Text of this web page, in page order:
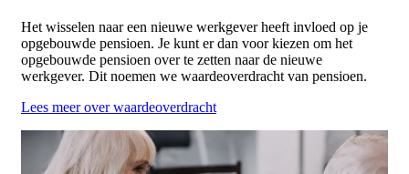
Het wisselen naar een nieuwe werkgever heeft invloed op je
opgebouwde pensioen. Je kunt er dan voor kiezen om het
opgebouwde pensioen over te zetten naar de nieuwe
werkgever. Dit noemen we waardeoverdracht van pensioen.
Lees meer over waardeoverdracht